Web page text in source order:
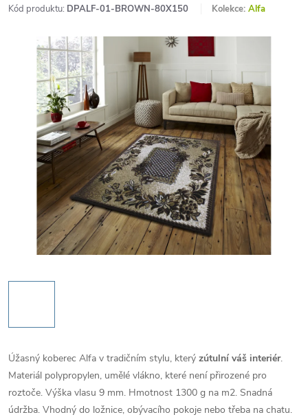
Kód produktu: DPALF-01-BROWN-80X150 Kolekce: Alfa
Úžasný koberec Alfa v tradičním stylu, který zútulní váš interiér.
Materiál polypropylen, umělé vlákno, které není přirozené pro
roztoče. Výška vlasu 9 mm. Hmotnost 1300 g na m2. Snadná
údržba. Vhodný do ložnice, obývacího pokoje nebo třeba na chatu.